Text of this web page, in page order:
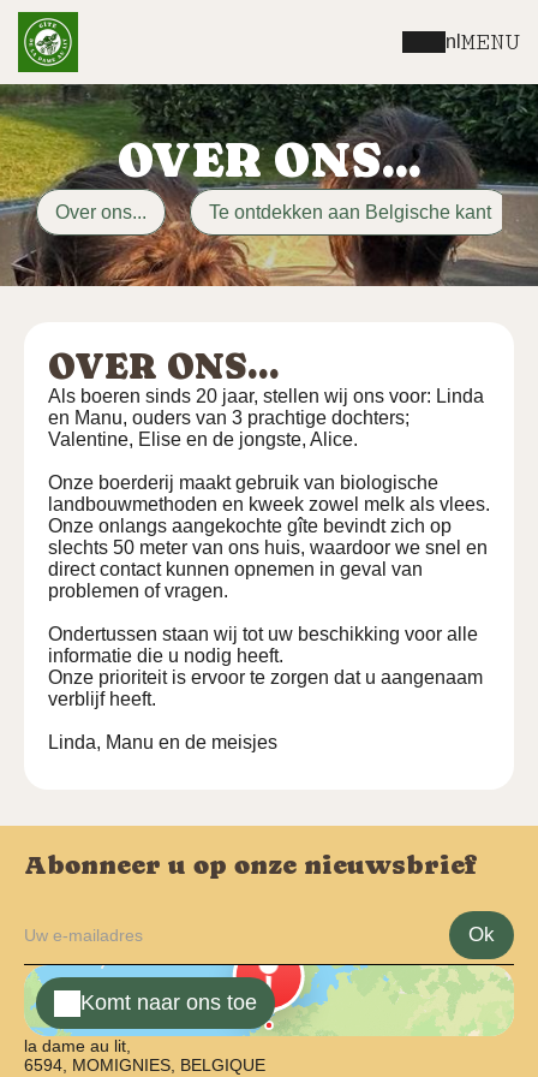
nl MENU
OVER ONS...
Over ons... Te ontdekken aan Belgische kant
OVER ONS...
Als boeren sinds 20 jaar, stellen wij ons voor: Linda
en Manu, ouders van 3 prachtige dochters;
Valentine, Elise en de jongste, Alice.
Onze boerderij maakt gebruik van biologische
landbouwmethoden en kweek zowel melk als vlees.
Onze onlangs aangekochte gîte bevindt zich op
slechts 50 meter van ons huis, waardoor we snel en
direct contact kunnen opnemen in geval van
problemen of vragen.
Ondertussen staan wij tot uw beschikking voor alle
informatie die u nodig heeft.
Onze prioriteit is ervoor te zorgen dat u aangenaam
verblijf heeft.
Linda, Manu en de meisjes
Abonneer u op onze nieuwsbrief
Ok
Komt naar ons toe
la dame au lit,
6594, MOMIGNIES, BELGIQUE